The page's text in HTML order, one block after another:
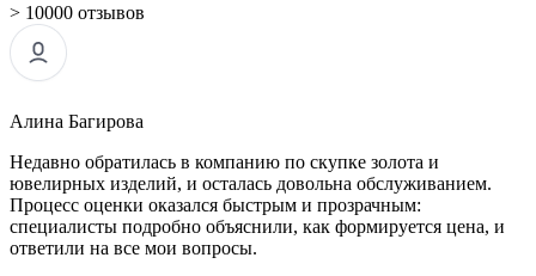
> 10000 отзывов
Алина Багирова
Недавно обратилась в компанию по скупке золота и
ювелирных изделий, и осталась довольна обслуживанием.
Процесс оценки оказался быстрым и прозрачным:
специалисты подробно объяснили, как формируется цена, и
ответили на все мои вопросы.